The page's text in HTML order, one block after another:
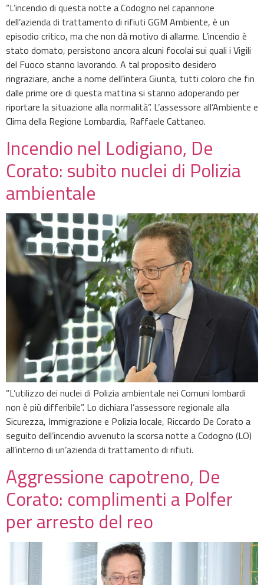
“L’incendio di questa notte a Codogno nel capannone
dell’azienda di trattamento di rifiuti GGM Ambiente, è un
episodio critico, ma che non dà motivo di allarme. L’incendio è
stato domato, persistono ancora alcuni focolai sui quali i Vigili
del Fuoco stanno lavorando. A tal proposito desidero
ringraziare, anche a nome dell’intera Giunta, tutti coloro che fin
dalle prime ore di questa mattina si stanno adoperando per
riportare la situazione alla normalità”. L’assessore all’Ambiente e
Clima della Regione Lombardia, Raffaele Cattaneo.
Incendio nel Lodigiano, De
Corato: subito nuclei di Polizia
ambientale
“L’utilizzo dei nuclei di Polizia ambientale nei Comuni lombardi
non è più differibile”. Lo dichiara l’assessore regionale alla
Sicurezza, Immigrazione e Polizia locale, Riccardo De Corato a
seguito dell’incendio avvenuto la scorsa notte a Codogno (LO)
all’interno di un’azienda di trattamento di rifiuti.
Aggressione capotreno, De
Corato: complimenti a Polfer
per arresto del reo